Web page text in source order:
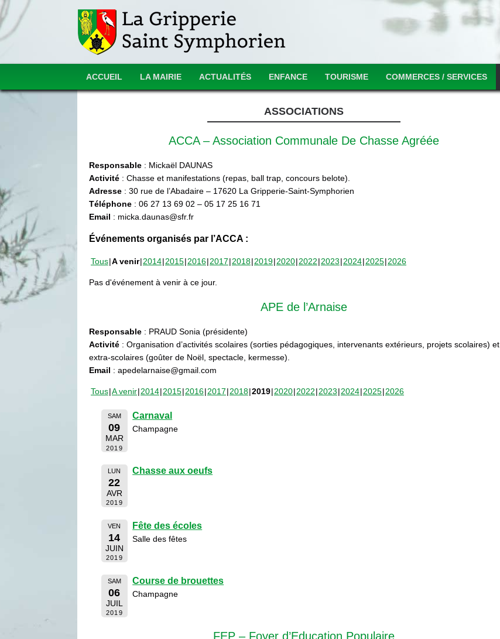
ACCUEIL LA MAIRIE ACTUALITÉS ENFANCE TOURISME COMMERCES / SERVICES
ASSOCIATIONS
ACCA – Association Communale De Chasse Agréée
Responsable : Mickaël DAUNAS
Activité : Chasse et manifestations (repas, ball trap, concours belote).
Adresse : 30 rue de l’Abadaire – 17620 La Gripperie-Saint-Symphorien
Téléphone : 06 27 13 69 02 – 05 17 25 16 71
Email : micka.daunas@sfr.fr
Événements organisés par l’ACCA :
Tous A venir 2014 2015 2016 2017 2018 2019 2020 2022 2023 2024 2025 2026
Pas d'événement à venir à ce jour.
APE de l’Arnaise
Responsable : PRAUD Sonia (présidente)
Activité : Organisation d’activités scolaires (sorties pédagogiques, intervenants extérieurs, projets scolaires) et
extra-scolaires (goûter de Noël, spectacle, kermesse).
Email : apedelarnaise@gmail.com
Tous A venir 2014 2015 2016 2017 2018 2019 2020 2022 2023 2024 2025 2026
SAM
09
MAR
2019
Carnaval
Champagne
LUN
22
AVR
2019
Chasse aux oeufs
VEN
14
JUIN
2019
Fête des écoles
Salle des fêtes
SAM
06
JUIL
2019
Course de brouettes
Champagne
FEP – Foyer d’Education Populaire